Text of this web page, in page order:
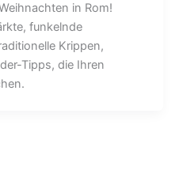
in Rom!
funkelnde
Krippen,
Tipps, die Ihren